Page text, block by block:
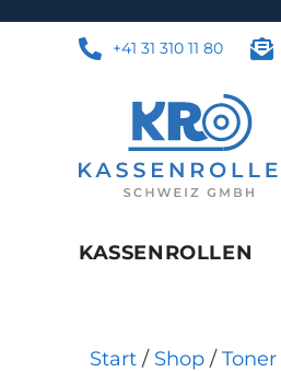
+41 31 310 11 80
KASSENROLLEN
Start / Shop / Toner